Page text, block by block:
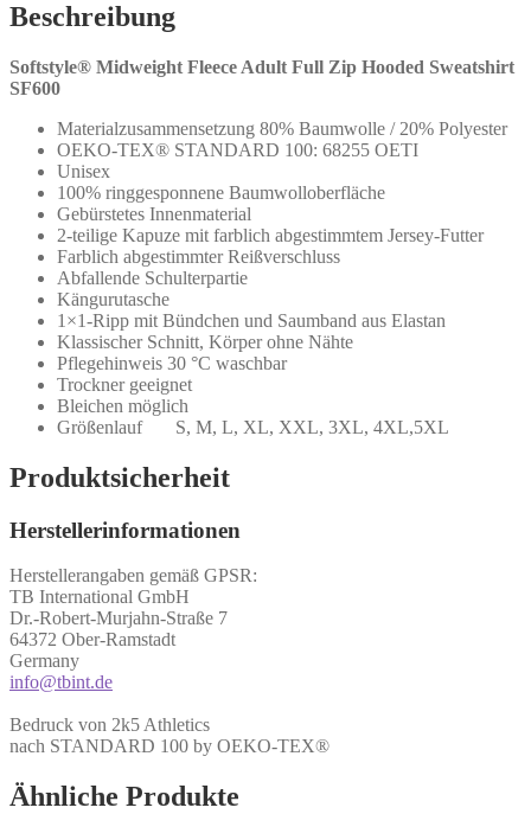
Beschreibung
Softstyle® Midweight Fleece Adult Full Zip Hooded Sweatshirt
SF600
Materialzusammensetzung 80% Baumwolle / 20% Polyester
OEKO-TEX® STANDARD 100: 68255 OETI
Unisex
100% ringgesponnene Baumwolloberfläche
Gebürstetes Innenmaterial
2-teilige Kapuze mit farblich abgestimmtem Jersey-Futter
Farblich abgestimmter Reißverschluss
Abfallende Schulterpartie
Kängurutasche
1×1-Ripp mit Bündchen und Saumband aus Elastan
Klassischer Schnitt, Körper ohne Nähte
Pflegehinweis 30 °C waschbar
Trockner geeignet
Bleichen möglich
Größenlauf S, M, L, XL, XXL, 3XL, 4XL,5XL
Produktsicherheit
Herstellerinformationen
Herstellerangaben gemäß GPSR:
TB International GmbH
Dr.-Robert-Murjahn-Straße 7
64372 Ober-Ramstadt
Germany
info@tbint.de
Bedruck von 2k5 Athletics
nach STANDARD 100 by OEKO-TEX®
Ähnliche Produkte